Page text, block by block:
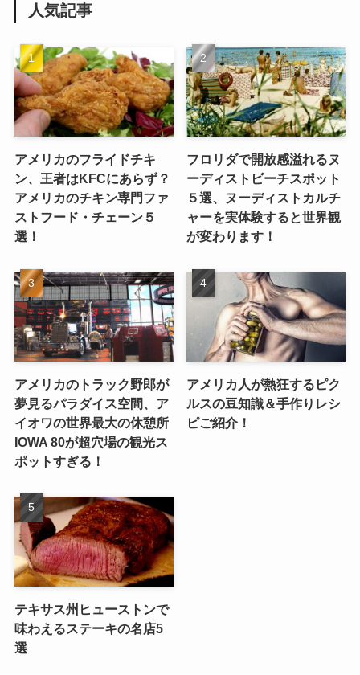
人気記事
アメリカのフライドチキ
ン、王者はKFCにあらず？
アメリカのチキン専門ファ
ストフード・チェーン５
選！
フロリダで開放感溢れるヌ
ーディストビーチスポット
５選、ヌーディストカルチ
ャーを実体験すると世界観
が変わります！
アメリカのトラック野郎が
夢見るパラダイス空間、ア
イオワの世界最大の休憩所
IOWA 80が超穴場の観光ス
ポットすぎる！
アメリカ人が熱狂するピク
ルスの豆知識＆手作りレシ
ピご紹介！
テキサス州ヒューストンで
味わえるステーキの名店5
選